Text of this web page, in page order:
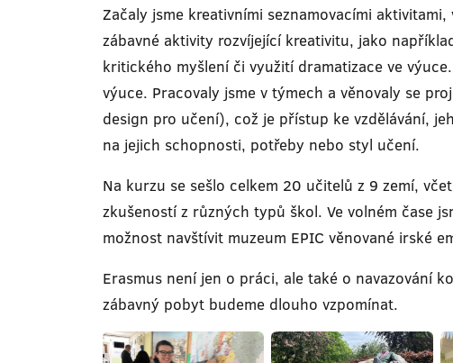
Začaly jsme kreativními seznamovacími
zábavné aktivity rozvíjející kreativitu, jako
kritického myšlení či využití dramatizace ve
výuce. Pracovaly jsme v týmech a věnovaly se
design pro učení), což je přístup ke vzdělávání,
na jejich schopnosti, potřeby nebo styl učení.
Na kurzu se sešlo celkem 20 učitelů z 9 zemí,
zkušeností z různých typů škol. Ve volném čase
možnost navštívit muzeum EPIC věnované irské
Erasmus není jen o práci, ale také o navazování
zábavný pobyt budeme dlouho vzpomínat.